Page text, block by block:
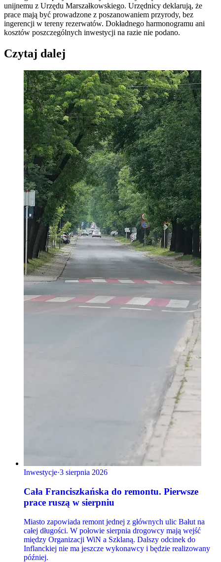
unijnemu z Urzędu Marszałkowskiego. Urzędnicy deklarują, że
prace mają być prowadzone z poszanowaniem przyrody, bez
ingerencji w tereny rezerwatów. Dokładnego harmonogramu ani
kosztów poszczególnych inwestycji na razie nie podano.
Czytaj dalej
Inwestycje·3 sierpnia 2026
Cała Franciszkańska do remontu. Pierwsze
prace ruszą w sierpniu
Miasto zapowiada remont jednej z głównych ulic Bałut na
całej długości. W połowie sierpnia drogowcy mają wejść
między Organizacji WiN a Szklaną. Dalszy odcinek do
Inflanckiej nie ma jeszcze wykonawcy i będzie realizowany
później.